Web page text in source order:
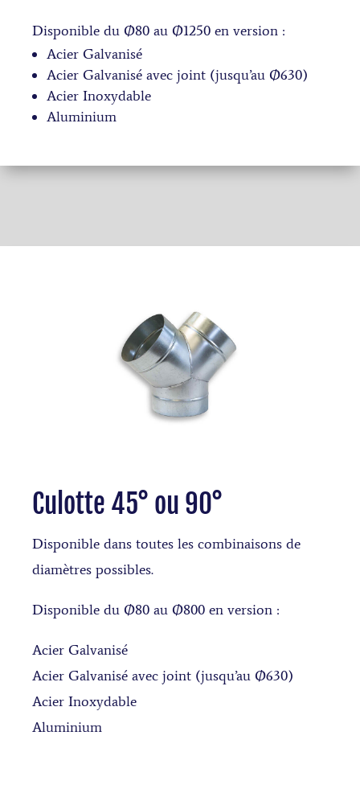
Disponible du Ø80 au Ø1250 en version :
Acier Galvanisé
Acier Galvanisé avec joint (jusqu’au Ø630)
Acier Inoxydable
Aluminium
Culotte 45° ou 90°
Disponible dans toutes les combinaisons de
diamètres possibles.
Disponible du Ø80 au Ø800 en version :
Acier Galvanisé
Acier Galvanisé avec joint (jusqu’au Ø630)
Acier Inoxydable
Aluminium